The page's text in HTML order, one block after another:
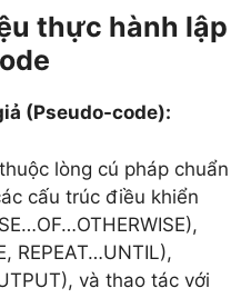
thực hành lập
(Pseudo-code):
lòng cú pháp chuẩn
cấu trúc điều khiển
REPEAT…UNTIL),
và thao tác với